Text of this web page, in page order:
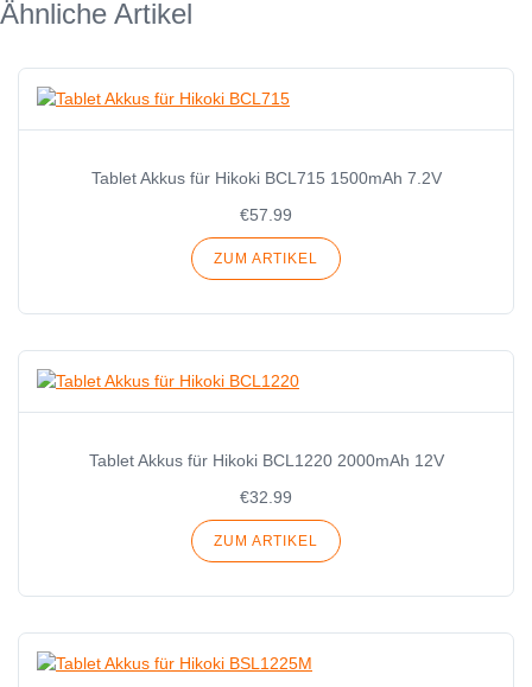
Ähnliche Artikel
Tablet Akkus für Hikoki BCL715 1500mAh 7.2V
€57.99
ZUM ARTIKEL
Tablet Akkus für Hikoki BCL1220 2000mAh 12V
€32.99
ZUM ARTIKEL